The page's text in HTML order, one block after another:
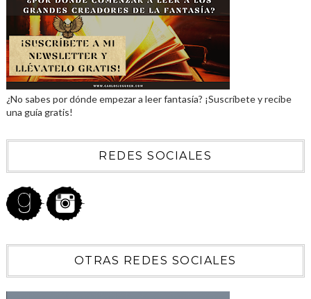
¿No sabes por dónde empezar a leer fantasía? ¡Suscríbete y recibe
una guía gratis!
REDES SOCIALES
OTRAS REDES SOCIALES